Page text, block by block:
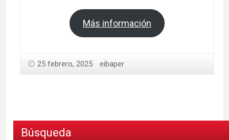
Más información
25 febrero, 2025 eibaper
Búsqueda